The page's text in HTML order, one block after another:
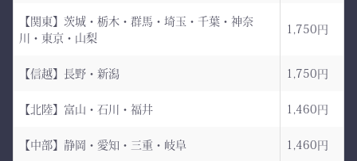
統の一着 ― 武州金橋
8800 木綿袴 ―
縫製工場
日本が誇る伝統織物 武州
これは、
とうための竹刀袋。
持つだけで気持ちが引き締
【関東】茨城・栃木・群馬・埼玉・千葉・神奈
川・東京・山梨
1,750円
【信越】長野・新潟 1,750円
【北陸】富山・石川・福井 1,460円
【中部】静岡・愛知・三重・岐阜 1,460円